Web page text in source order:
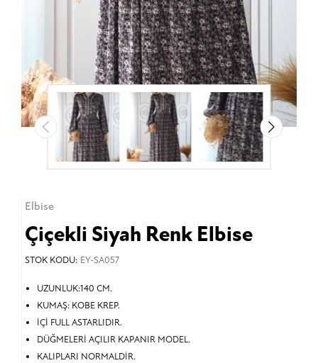
Elbise
Çiçekli Siyah Renk Elbise
STOK KODU: EY-SA057
UZUNLUK:140 CM.
KUMAŞ: KOBE KREP.
İÇİ FULL ASTARLIDIR.
DÜĞMELERİ AÇILIR KAPANIR MODEL.
KALIPLARI NORMALDİR.